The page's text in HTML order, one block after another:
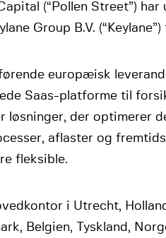
(“Pollen Street”)
Group B.V.
førende europæisk
Saas-platforme til
løsninger, der optimerer
aflaster og
fleksible.
i Utrecht,
Belgien, Tyskland,